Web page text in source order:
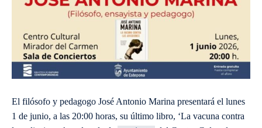
El filósofo y pedagogo José Antonio Marina presentará el lunes
1 de junio, a las 20:00 horas, su último libro, ‘La vacuna contra